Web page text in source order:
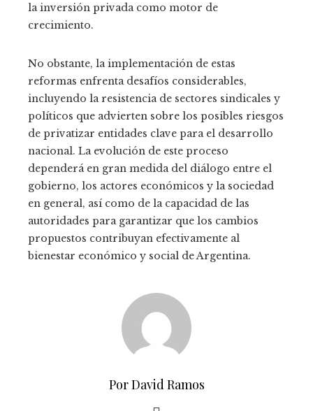
la inversión privada como motor de
crecimiento.
No obstante, la implementación de estas
reformas enfrenta desafíos considerables,
incluyendo la resistencia de sectores sindicales y
políticos que advierten sobre los posibles riesgos
de privatizar entidades clave para el desarrollo
nacional. La evolución de este proceso
dependerá en gran medida del diálogo entre el
gobierno, los actores económicos y la sociedad
en general, así como de la capacidad de las
autoridades para garantizar que los cambios
propuestos contribuyan efectivamente al
bienestar económico y social de Argentina.
Por David Ramos